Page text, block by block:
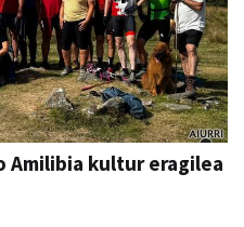
Amilibia kultur eragilea